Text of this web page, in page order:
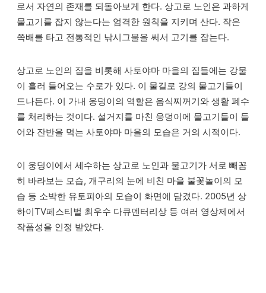
로서 자연의 존재를 되돌아보게 한다. 상고로 노인은 과하게
물고기를 잡지 않는다는 엄격한 원칙을 지키며 산다. 작은
쪽배를 타고 전통적인 낚시그물을 써서 고기를 잡는다.
상고로 노인의 집을 비롯해 사토야마 마을의 집들에는 강물
이 흘러 들어오는 수로가 있다. 이 물길로 강의 물고기들이
드나든다. 이 가내 웅덩이의 역할은 음식찌꺼기와 생활 폐수
를 처리하는 것이다. 설거지를 마친 웅덩이에 물고기들이 들
어와 잔반을 먹는 사토야마 마을의 모습은 거의 시적이다.
이 웅덩이에서 세수하는 상고로 노인과 물고기가 서로 빼꼼
히 바라보는 모습, 개구리의 눈에 비친 마을 불꽃놀이의 모
습 등 소박한 유토피아의 모습이 화면에 담겼다. 2005년 상
하이TV페스티벌 최우수 다큐멘터리상 등 여러 영상제에서
작품성을 인정 받았다.